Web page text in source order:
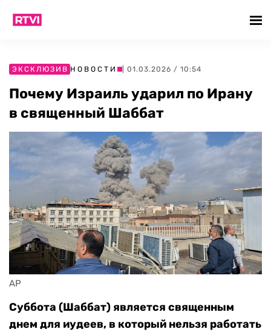
ЭКСКЛЮЗИВ НОВОСТИ | 01.03.2026 / 10:54
Почему Израиль ударил по Ирану
в священный Шаббат
AP
Суббота (Шаббат) является священным
днем для иудеев, в который нельзя работать